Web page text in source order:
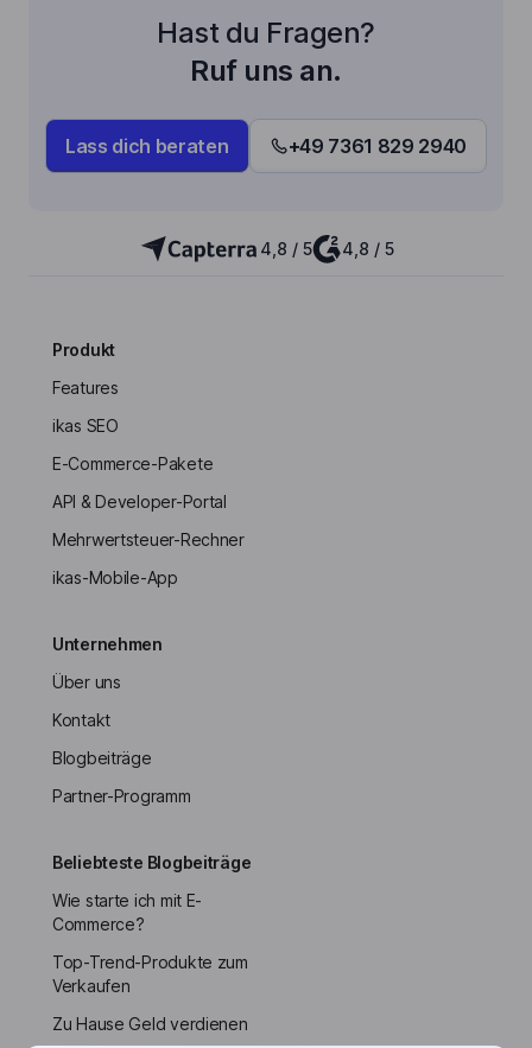
Hast du Fragen?
Ruf uns an.
Lass dich beraten +49 7361 829 2940
4,8 / 5 4,8 / 5
Produkt
Features
ikas SEO
E-Commerce-Pakete
API & Developer-Portal
Mehrwertsteuer-Rechner
ikas-Mobile-App
Unternehmen
Über uns
Kontakt
Blogbeiträge
Partner-Programm
Beliebteste Blogbeiträge
Wie starte ich mit E-
Commerce?
Top-Trend-Produkte zum
Verkaufen
Zu Hause Geld verdienen